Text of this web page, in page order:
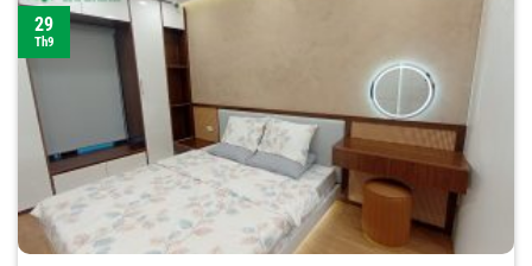
29
Th9